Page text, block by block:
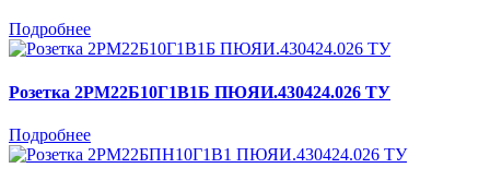
Подробнее
Розетка 2РМ22Б10Г1В1Б ПЮЯИ.430424.026 ТУ
Подробнее